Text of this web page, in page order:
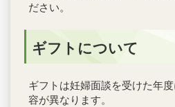
ださい。
ギフトについて
ギフトは妊婦面談を受けた年
容が異なります。